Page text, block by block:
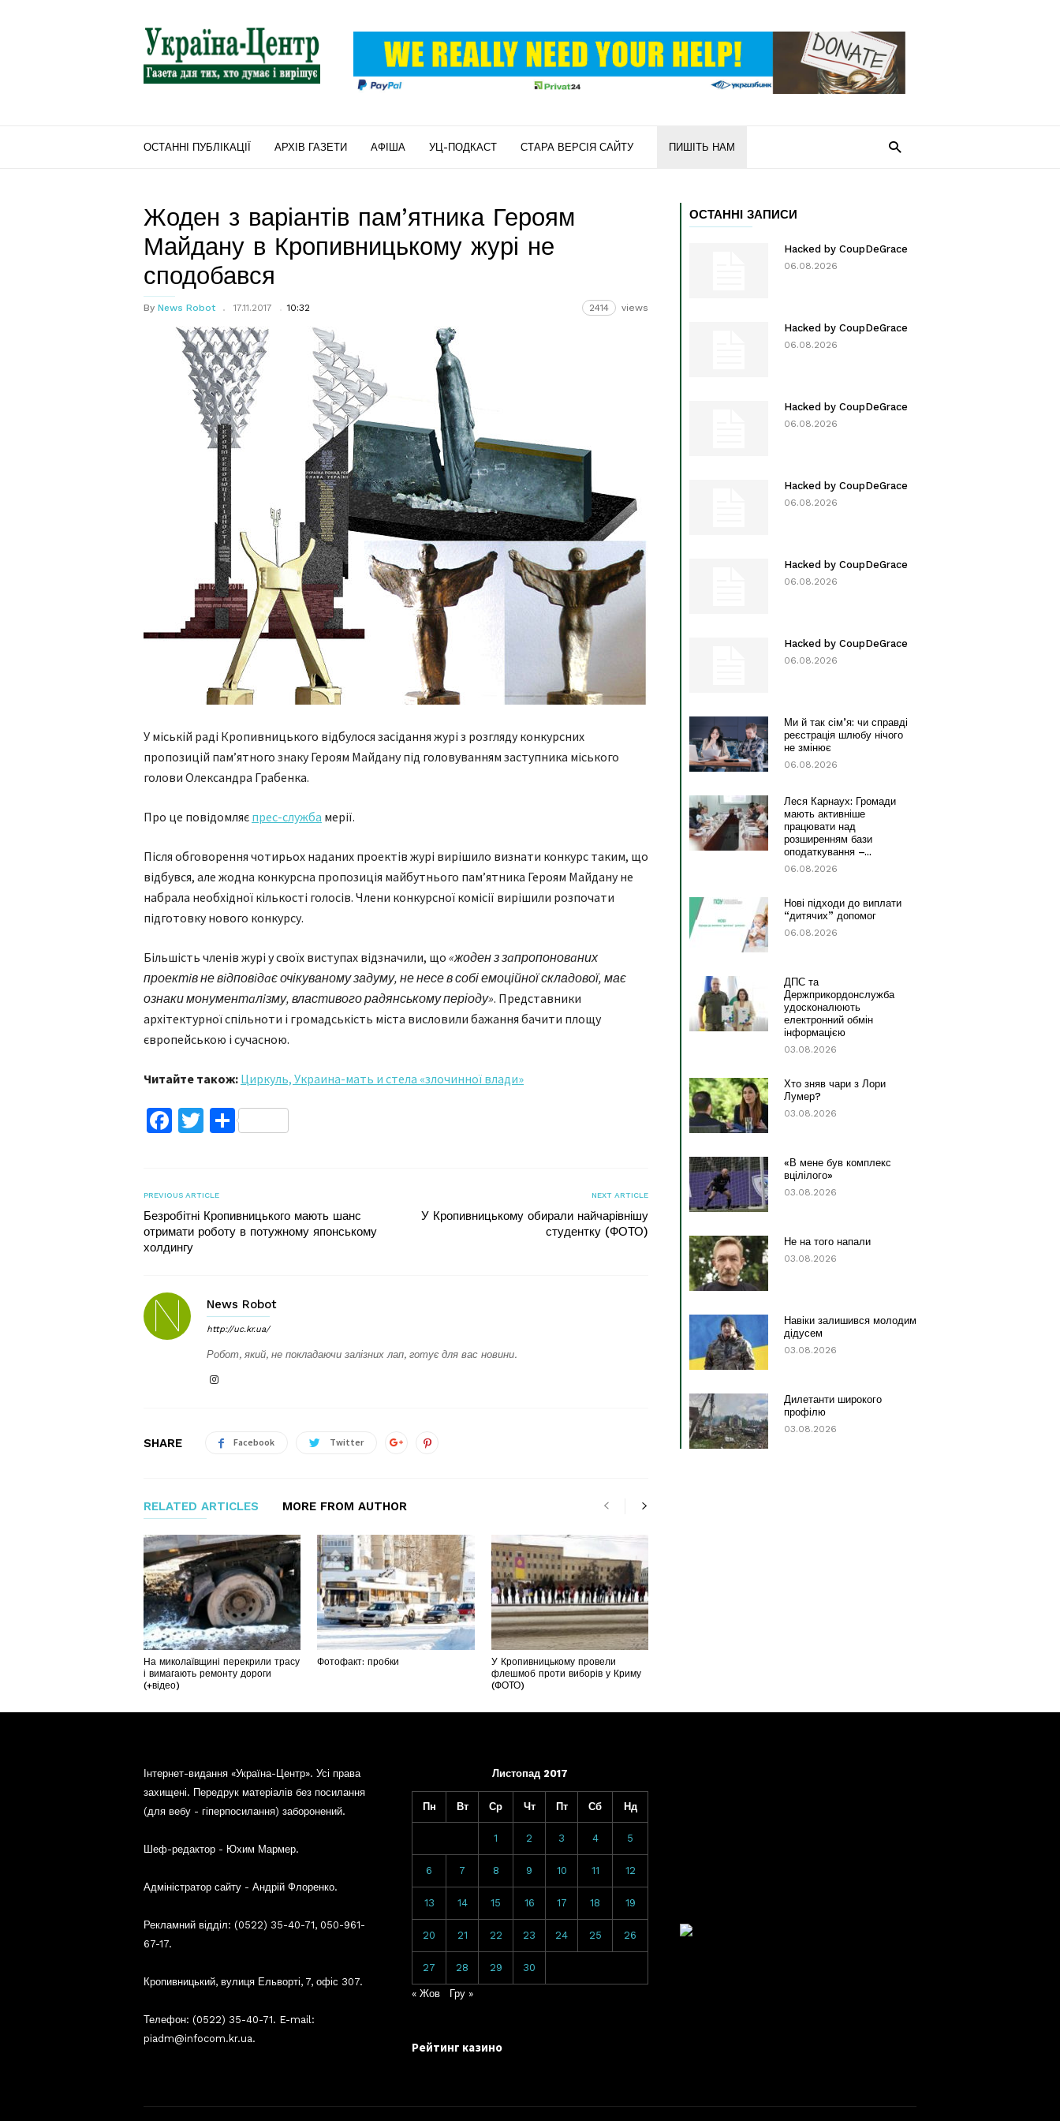
"Україна-
Центр"
ОСТАННІ ПУБЛІКАЦІЇ АРХІВ ГАЗЕТИ АФІША УЦ-ПОДКАСТ СТАРА ВЕРСІЯ САЙТУ ПИШІТЬ НАМ
Жоден з варіантів пам’ятника Героям
Майдану в Кропивницькому журі не
сподобався
By News Robot 17.11.2017 10:32 2414 views
У міській раді Кропивницького відбулося засідання журі з розгляду конкурсних
пропозицій пам’ятного знаку Героям Майдану під головуванням заступника міського
голови Олександра Грабенка.
Про це повідомляє прес-служба мерії.
Після обговорення чотирьох наданих проектів журі вирішило визнати конкурс таким, що
відбувся, але жодна конкурсна пропозиція майбутнього пaм’ятникa Героям Мaйдaну не
нaбрaла необхiдної кiлькостi голосiв. Члени конкурсної комісії вирішили розпочaти
підготовку нового конкурсу.
Більшість членiв журi у своїх виступах відзначили, що «жоден з зaпропоновaних
проектiв не вiдповiдaє очікуваному задуму, не несе в собі емоційної складової, має
ознаки монументaлiзму, властивого радянському періоду». Представники
архітектурної спільноти і громадськість міста висловили бажання бачити площу
європейською і сучaсною.
Читайте також: Циркуль, Украина-мать и стела «злочинної влади»
Facebook
TwitterПоділитися
PREVIOUS ARTICLE
Безробітні Кропивницького мають шанс
отримати роботу в потужному японському
холдингу
NEXT ARTICLE
У Кропивницькому обирали найчарівнішу
студентку (ФОТО)
News Robot
http://uc.kr.ua/
Робот, який, не покладаючи залізних лап, готує для вас новини.
SHARE Facebook Twitter
RELATED ARTICLES MORE FROM AUTHOR
На миколаївщині перекрили трасу
і вимагають ремонту дороги
(+відео)
Фотофакт: пробки
У Кропивницькому провели
флешмоб проти виборів у Криму
(ФОТО)
ОСТАННІ ЗАПИСИ
Hacked by CoupDeGrace
06.08.2026
Hacked by CoupDeGrace
06.08.2026
Hacked by CoupDeGrace
06.08.2026
Hacked by CoupDeGrace
06.08.2026
Hacked by CoupDeGrace
06.08.2026
Hacked by CoupDeGrace
06.08.2026
Ми й так сім’я: чи справді
реєстрація шлюбу нічого
не змінює
06.08.2026
Леся Карнаух: Громади
мають активніше
працювати над
розширенням бази
оподаткування –...
06.08.2026
Нові підходи до виплати
“дитячих” допомог
06.08.2026
ДПС та
Держприкордонслужба
удосконалюють
електронний обмін
інформацією
03.08.2026
Хто зняв чари з Лори
Лумер?
03.08.2026
«В мене був комплекс
вцілілого»
03.08.2026
Не на того напали
03.08.2026
Навіки залишився молодим
дідусем
03.08.2026
Дилетанти широкого
профілю
03.08.2026
Інтернет-видання «Україна-Центр». Усі права
захищені. Передрук матеріалів без посилання
(для вебу - гіперпосилання) заборонений.
Шеф-редактор - Юхим Мармер.
Адміністратор сайту - Андрій Флоренко.
Рекламний відділ: (0522) 35-40-71, 050-961-
67-17.
Кропивницький, вулиця Ельворті, 7, офіс 307.
Телефон: (0522) 35-40-71. E-mail:
piadm@infocom.kr.ua.
Листопад 2017
Пн Вт Ср Чт Пт Сб Нд
1 2 3 4 5
6 7 8 9 10 11 12
13 14 15 16 17 18 19
20 21 22 23 24 25 26
27 28 29 30
« Жов Гру »
Рейтинг казино